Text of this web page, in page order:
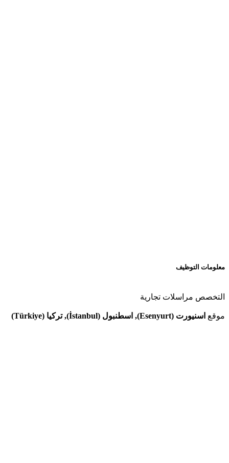
معلومات التوظيف
التخصص مراسلات تجارية
موقع اسنيورت (Esenyurt), اسطنبول (İstanbul), تركيا (Türkiye)